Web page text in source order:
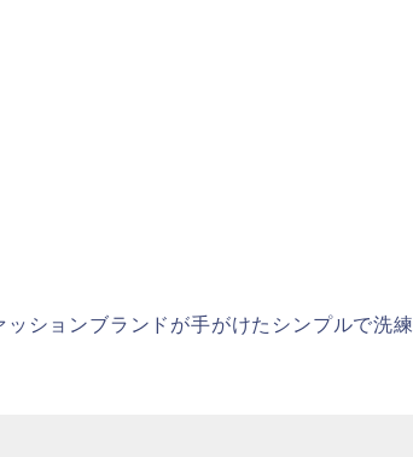
ションブランドが手がけたシンプルで洗練